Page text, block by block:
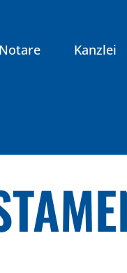
Notare Kanzlei